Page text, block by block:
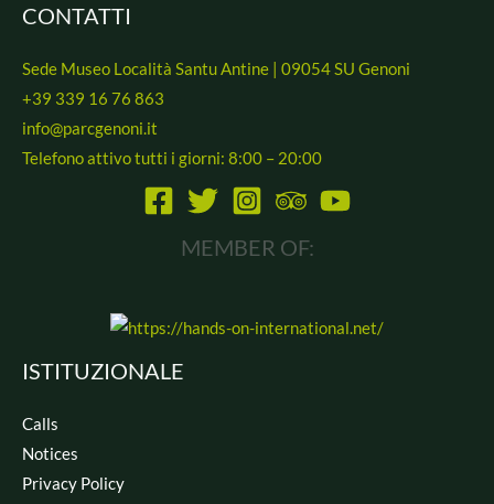
CONTATTI
Sede Museo Località Santu Antine | 09054 SU Genoni
+39 339 16 76 863
info@parcgenoni.it
Telefono attivo tutti i giorni: 8:00 – 20:00
MEMBER OF:
ISTITUZIONALE
Calls
Notices
Privacy Policy